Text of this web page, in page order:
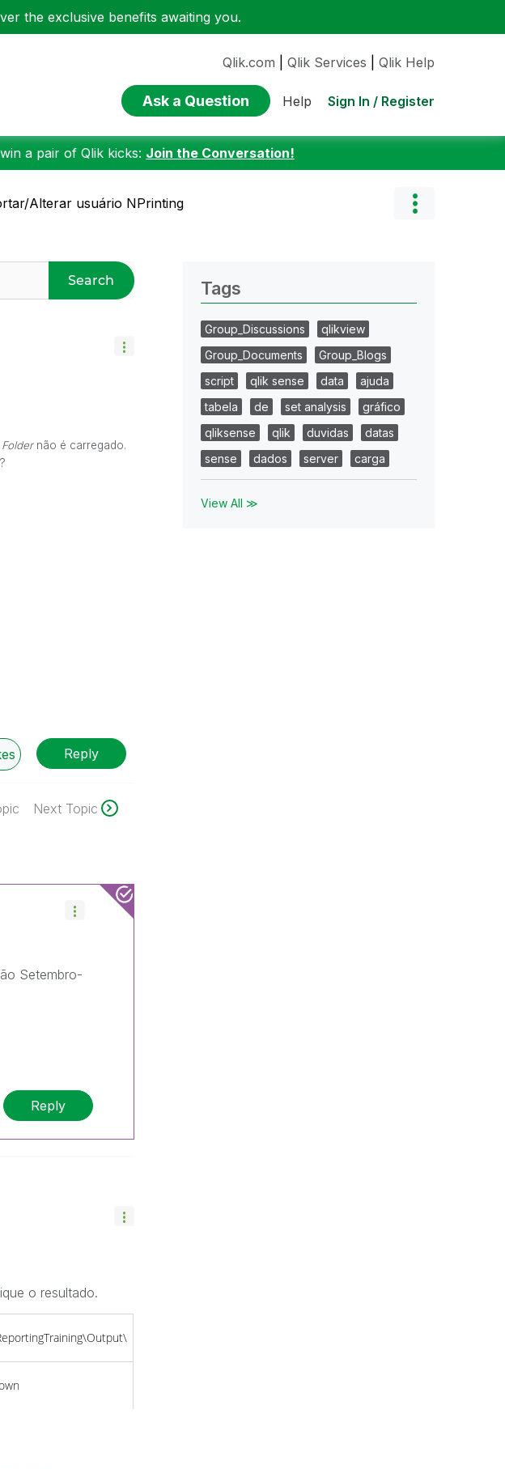
the exclusive benefits awaiting you.
Qlik.com Qlik Services Qlik Help
Ask a Question Help Sign In / Register
a pair of Qlik kicks: Join the Conversation!
Alterar usuário NPrinting
Search
Foldernão é carregado.
Reply
Next Topic
Setembro-
Reply
o resultado.
Tags
Group_Discussions
qlikview
Group_Documents
Group_Blogs
script
qlik sense data
ajuda
tabela
de set analysis
gráfico
qliksense
qlik duvidas
datas
sense
dados server carga
View All ≫